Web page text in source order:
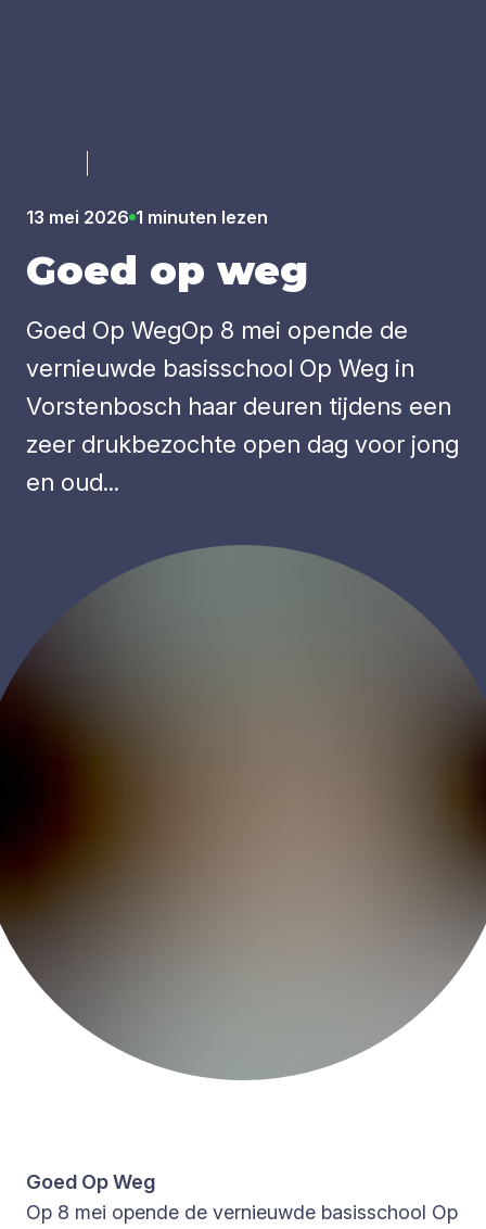
13 mei 2026 1 minuten lezen
Goed op weg
Goed Op WegOp 8 mei opende de
vernieuwde basisschool Op Weg in
Vorstenbosch haar deuren tijdens een
zeer drukbezochte open dag voor jong
en oud...
Goed Op Weg
Op 8 mei opende de vernieuwde basisschool Op